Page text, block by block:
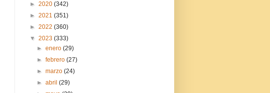
► 2020 (342)
► 2021 (351)
► 2022 (360)
▼ 2023 (333)
►enero(29)
►febrero(27)
►marzo(24)
►abril(29)